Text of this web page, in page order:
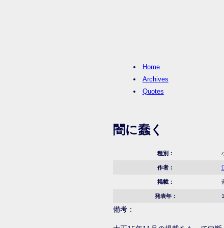
Home
Archives
Quotes
闇に蠢く
種別：
作者：
掲載：
発表年：
備考：